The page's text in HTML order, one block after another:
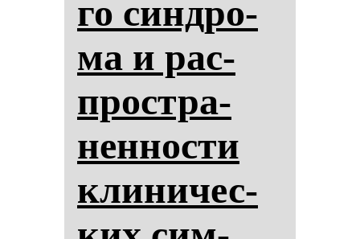
го син­дро­
ма и рас­
простра­
нен­нос­ти
кли­ни­чес­